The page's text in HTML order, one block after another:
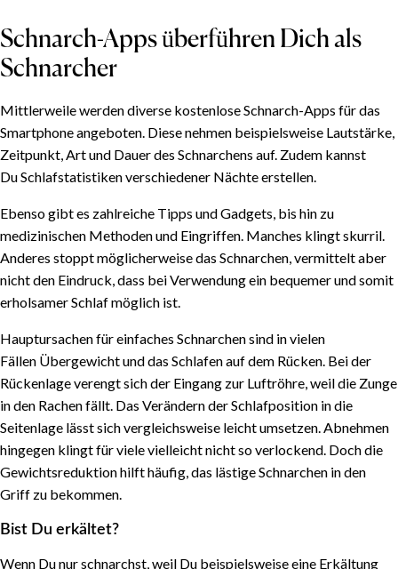
Schnarch-Apps überführen Dich als
Schnarcher
Mittlerweile werden diverse kostenlose Schnarch-Apps für das
Smartphone angeboten. Diese nehmen beispielsweise Lautstärke,
Zeitpunkt, Art und Dauer des Schnarchens auf. Zudem kannst
Du Schlafstatistiken verschiedener Nächte erstellen.
Ebenso gibt es zahlreiche Tipps und Gadgets, bis hin zu
medizinischen Methoden und Eingriffen. Manches klingt skurril.
Anderes stoppt möglicherweise das Schnarchen, vermittelt aber
nicht den Eindruck, dass bei Verwendung ein bequemer und somit
erholsamer Schlaf möglich ist.
Hauptursachen für einfaches Schnarchen sind in vielen
Fällen Übergewicht und das Schlafen auf dem Rücken. Bei der
Rückenlage verengt sich der Eingang zur Luftröhre, weil die Zunge
in den Rachen fällt. Das Verändern der Schlafposition in die
Seitenlage lässt sich vergleichsweise leicht umsetzen. Abnehmen
hingegen klingt für viele vielleicht nicht so verlockend. Doch die
Gewichtsreduktion hilft häufig, das lästige Schnarchen in den
Griff zu bekommen.
Bist Du erkältet?
Wenn Du nur schnarchst, weil Du beispielsweise eine Erkältung